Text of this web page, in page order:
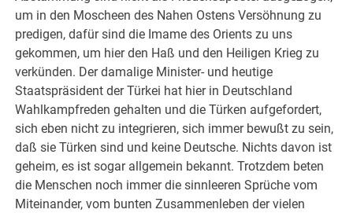
um in den Moscheen des Nahen Ostens Versöhnung zu
predigen, dafür sind die Imame des Orients zu uns
gekommen, um hier den Haß und den Heiligen Krieg zu
verkünden. Der damalige Minister- und heutige
Staatspräsident der Türkei hat hier in Deutschland
Wahlkampfreden gehalten und die Türken aufgefordert,
sich eben nicht zu integrieren, sich immer bewußt zu sein,
daß sie Türken sind und keine Deutsche. Nichts davon ist
geheim, es ist sogar allgemein bekannt. Trotzdem beten
die Menschen noch immer die sinnleeren Sprüche vom
Miteinander, vom bunten Zusammenleben der vielen